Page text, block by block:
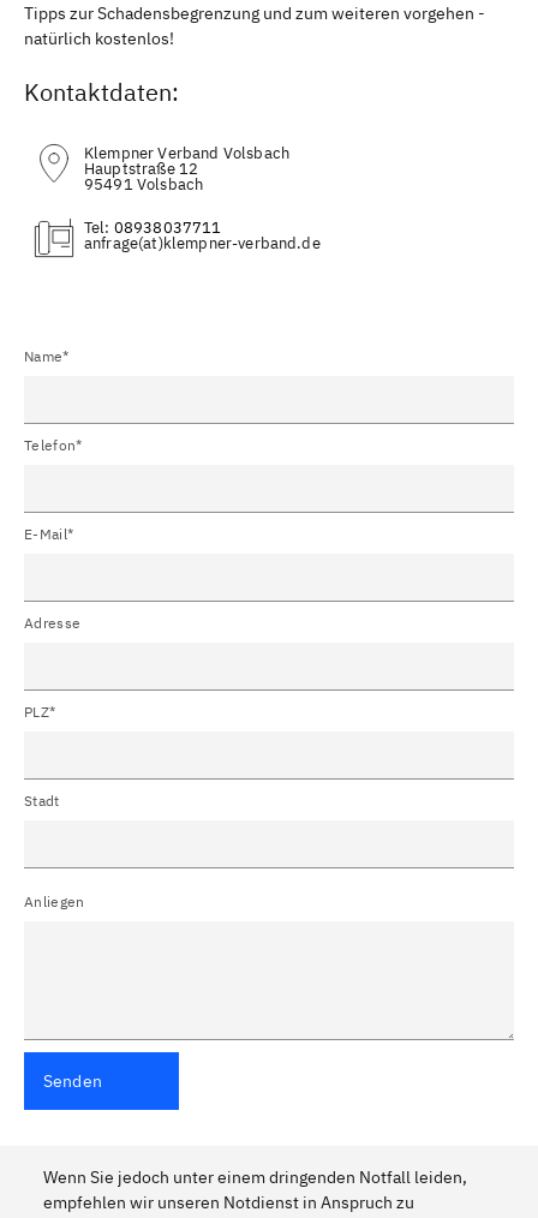
Tipps zur Schadensbegrenzung und zum weiteren vorgehen -
natürlich kostenlos!
Kontaktdaten:
Klempner Verband Volsbach
Hauptstraße 12
95491 Volsbach
Tel: 08938037711
(at)
Name*
Telefon*
E-Mail*
Adresse
PLZ*
Stadt
Anliegen
Senden
Wenn Sie jedoch unter einem dringenden Notfall leiden,
empfehlen wir unseren Notdienst in Anspruch zu